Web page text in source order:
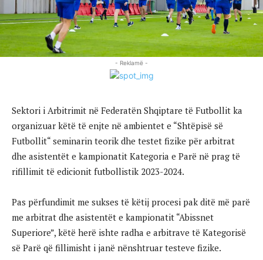
- Reklamë -
Sektori i Arbitrimit në Federatën Shqiptare të Futbollit ka
organizuar këtë të enjte në ambientet e “Shtëpisë së
Futbollit“ seminarin teorik dhe testet fizike për arbitrat
dhe asistentët e kampionatit Kategoria e Parë në prag të
rifillimit të edicionit futbollistik 2023-2024.
Pas përfundimit me sukses të këtij procesi pak ditë më parë
me arbitrat dhe asistentët e kampionatit “Abissnet
Superiore”, këtë herë ishte radha e arbitrave të Kategorisë
së Parë që fillimisht i janë nënshtruar testeve fizike.